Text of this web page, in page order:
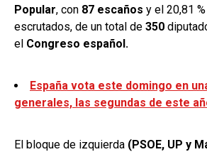
Popular, con 87 escaños y el 20,81
escrutados, de un total de 350
el Congreso español.
España vota este domingo en
generales, las segundas de este
El bloque de izquierda (PSOE, UP y